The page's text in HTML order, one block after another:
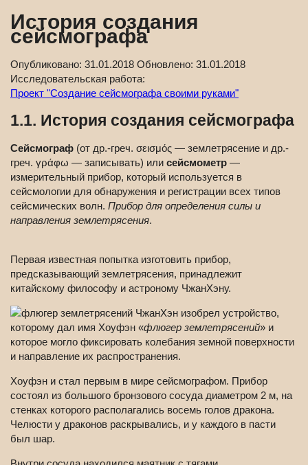
История создания
сейсмографа
Опубликовано: 31.01.2018 Обновлено: 31.01.2018
Исследовательская работа:
Проект "Создание сейсмографа своими руками"
1.1. История создания сейсмографа
Сейсмограф (от др.-греч. σεισμός — землетрясение и др.-
греч. γράφω — записывать) или сейсмометр —
измерительный прибор, который используется в
сейсмологии для обнаружения и регистрации всех типов
сейсмических волн. Прибор для определения силы и
направления землетрясения.
Первая известная попытка изготовить прибор,
предсказывающий землетрясения, принадлежит
китайскому философу и астроному ЧжанХэну.
ЧжанХэн изобрел устройство,
которому дал имя Хоуфэн «флюгер землетрясений» и
которое могло фиксировать колебания земной поверхности
и направление их распространения.
Хоуфэн и стал первым в мире сейсмографом. Прибор
состоял из большого бронзового сосуда диаметром 2 м, на
стенках которого располагались восемь голов дракона.
Челюсти у драконов раскрывались, и у каждого в пасти
был шар.